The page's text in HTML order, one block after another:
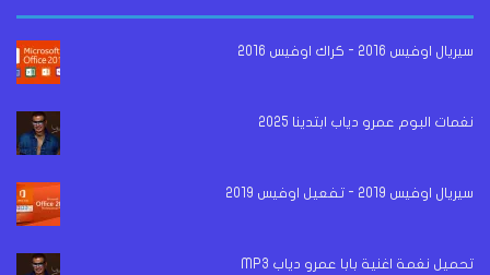
سيريال اوفيس 2016 - كراك اوفيس 2016
نغمات البوم عمرو دياب ابتدينا 2025
سيريال اوفيس 2019 - تفعيل اوفيس 2019
تحميل نغمة اغنية بابا عمرو دياب MP3